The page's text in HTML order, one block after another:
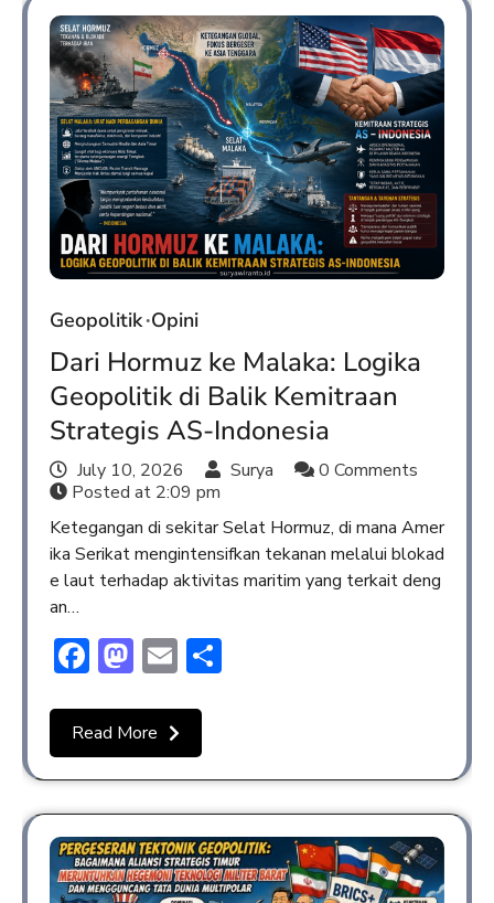
Geopolitik Opini
Dari Hormuz ke Malaka: Logika
Geopolitik di Balik Kemitraan
Strategis AS-Indonesia
July 10, 2026 Surya
0 Comments
Posted at 2:09 pm
Ketegangan di sekitar Selat Hormuz, di mana Amer
ika Serikat mengintensifkan tekanan melalui blokad
e laut terhadap aktivitas maritim yang terkait deng
an…
Facebook
Mastodon
Email
Read More